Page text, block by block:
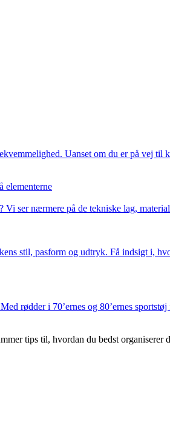
Uanset om du er på vej
elementerne
ser nærmere på de tekniske lag,
stil, pasform og udtryk. Få indsigt i,
rødder i 70’ernes og 80’ernes
tips til, hvordan du bedst